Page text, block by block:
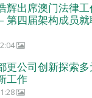
辉出席澳门法律
第四届架构成员
更公司创新探索
工作